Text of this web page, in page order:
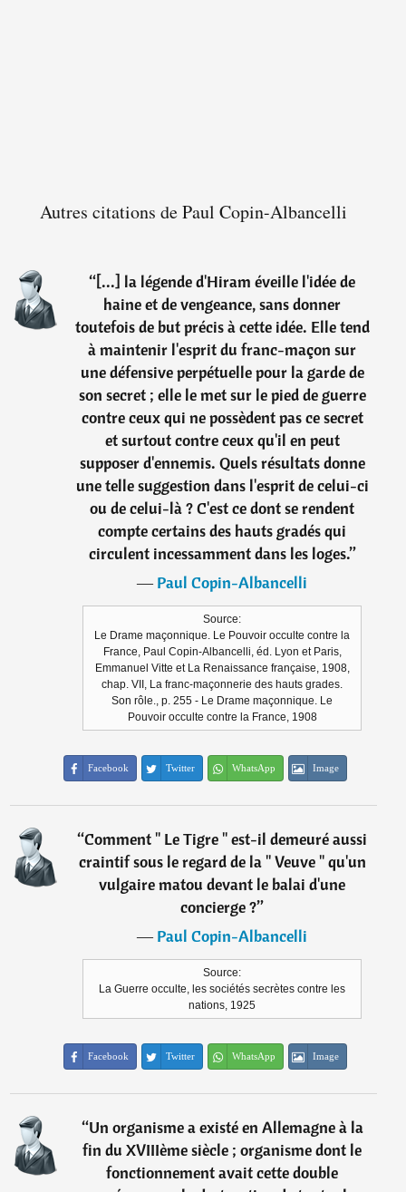
Autres citations de Paul Copin-Albancelli
“[...] la légende d'Hiram éveille l'idée de
haine et de vengeance, sans donner
toutefois de but précis à cette idée. Elle tend
à maintenir l'esprit du franc-maçon sur
une défensive perpétuelle pour la garde de
son secret ; elle le met sur le pied de guerre
contre ceux qui ne possèdent pas ce secret
et surtout contre ceux qu'il en peut
supposer d'ennemis. Quels résultats donne
une telle suggestion dans l'esprit de celui-ci
ou de celui-là ? C'est ce dont se rendent
compte certains des hauts gradés qui
circulent incessamment dans les loges.”
―Paul Copin-Albancelli
Source:
Le Drame maçonnique. Le Pouvoir occulte contre la
France, Paul Copin-Albancelli, éd. Lyon et Paris,
Emmanuel Vitte et La Renaissance française, 1908,
chap. VII, La franc-maçonnerie des hauts grades.
Son rôle., p. 255 - Le Drame maçonnique. Le
Pouvoir occulte contre la France, 1908
Facebook Twitter WhatsApp Image
“Comment " Le Tigre " est-il demeuré aussi
craintif sous le regard de la " Veuve " qu'un
vulgaire matou devant le balai d'une
concierge ?”
―Paul Copin-Albancelli
Source:
La Guerre occulte, les sociétés secrètes contre les
nations, 1925
Facebook Twitter WhatsApp Image
“Un organisme a existé en Allemagne à la
fin du XVIIIème siècle ; organisme dont le
fonctionnement avait cette double